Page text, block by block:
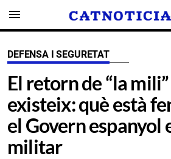
menu
DEFENSA I SEGURETAT
El retorn de “la
existeix: què està
el Govern espanyol
militar